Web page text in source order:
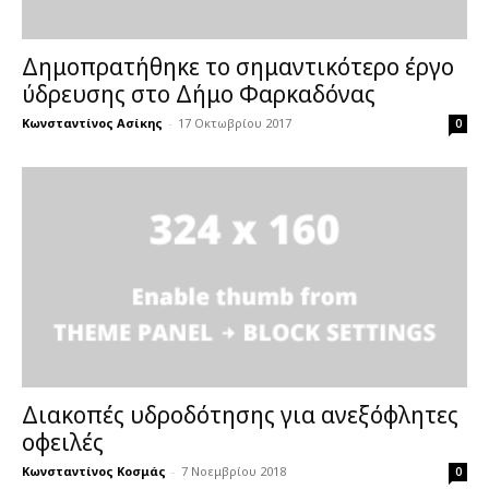
Δημοπρατήθηκε το σημαντικότερο έργο
ύδρευσης στο Δήμο Φαρκαδόνας
Κωνσταντίνος Ασίκης - 17 Οκτωβρίου 2017 0
Διακοπές υδροδότησης για ανεξόφλητες
οφειλές
Κωνσταντίνος Κοσμάς - 7 Νοεμβρίου 2018 0